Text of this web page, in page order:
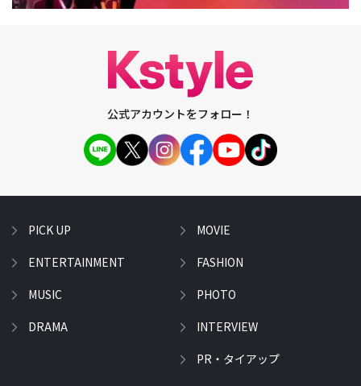
公式アカウントをフォロー！
PICK UP
ENTERTAINMENT
MUSIC
DRAMA
MOVIE
FASHION
PHOTO
INTERVIEW
PR・タイアップ